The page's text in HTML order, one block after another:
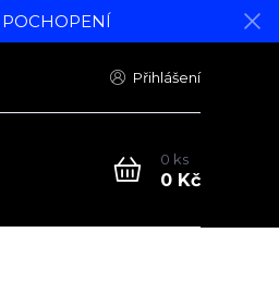
Přihlášení
0 ks
0 Kč